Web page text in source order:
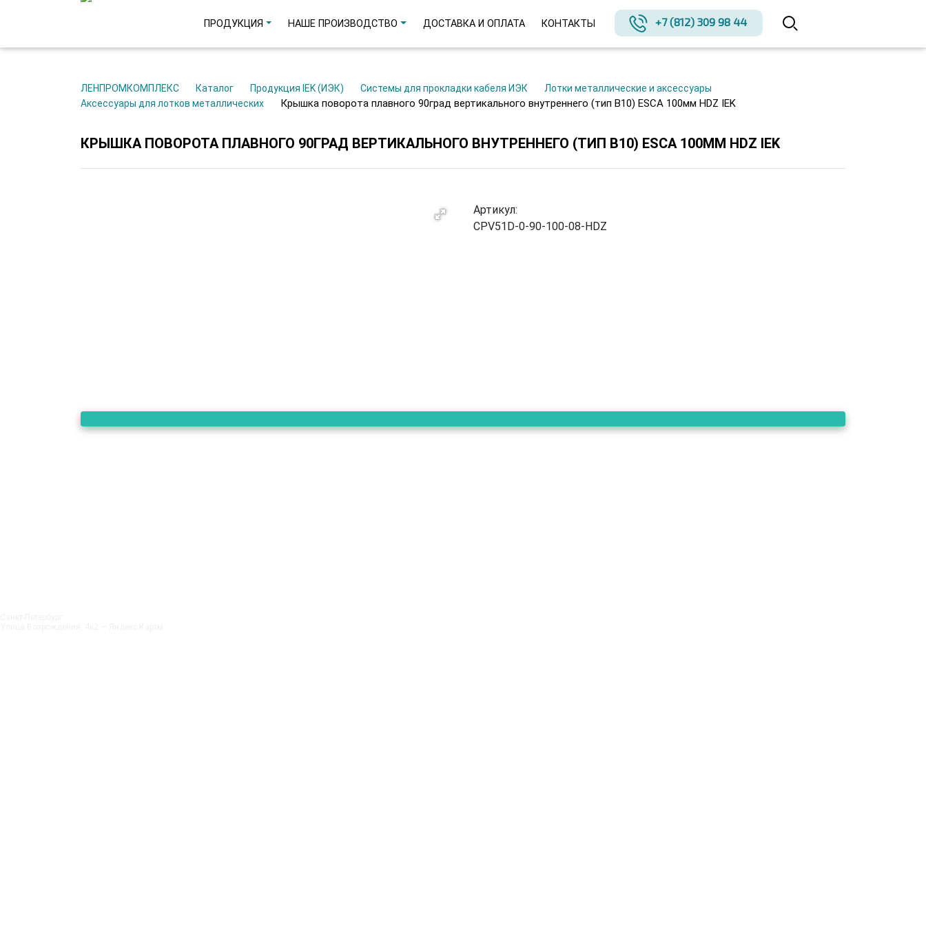
ПРОДУКЦИЯ НАШЕ ПРОИЗВОДСТВО ДОСТАВКА И ОПЛАТА КОНТАКТЫ +7 (812) 309 98 44
ЛЕНПРОМКОМПЛЕКС Каталог Продукция IEK (ИЭК) Системы для прокладки кабеля ИЭК
Лотки металлические и аксессуары
Аксессуары для лотков металлических
Крышка поворота плавного 90град вертикального внутреннего (тип В10) ESCA 100мм HDZ IEK
КРЫШКА ПОВОРОТА ПЛАВНОГО 90ГРАД ВЕРТИКАЛЬНОГО ВНУТРЕННЕГО (ТИП В10) ESCA 100ММ HDZ IEK
Артикул:
CPV51D-0-90-100-08-HDZ